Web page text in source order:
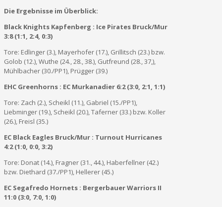
Die Ergebnisse im Überblick:
Black Knights Kapfenberg : Ice Pirates Bruck/Mur
3:8 (1:1, 2:4, 0:3)
Tore: Edlinger (3.), Mayerhofer (17.), Grillitsch (23.) bzw.
Golob (12.), Wuthe (24., 28., 38.), Gutfreund (28., 37,),
Mühlbacher (30./PP1), Prügger (39.)
EHC Greenhorns : EC Murkanadier 6:2 (3:0, 2:1, 1:1)
Tore: Zach (2.), Scheikl (11.), Gabriel (15./PP1),
Liebminger (19.), Scheikl (20.), Taferner (33.) bzw. Koller
(26.), Freisl (35.)
EC Black Eagles Bruck/Mur : Turnout Hurricanes
4:2 (1:0, 0:0, 3:2)
Tore: Donat (14.), Fragner (31., 44.), Haberfellner (42.)
bzw. Diethard (37./PP1), Hellerer (45.)
EC Segafredo Hornets : Bergerbauer Warriors II
11:0 (3:0, 7:0, 1:0)